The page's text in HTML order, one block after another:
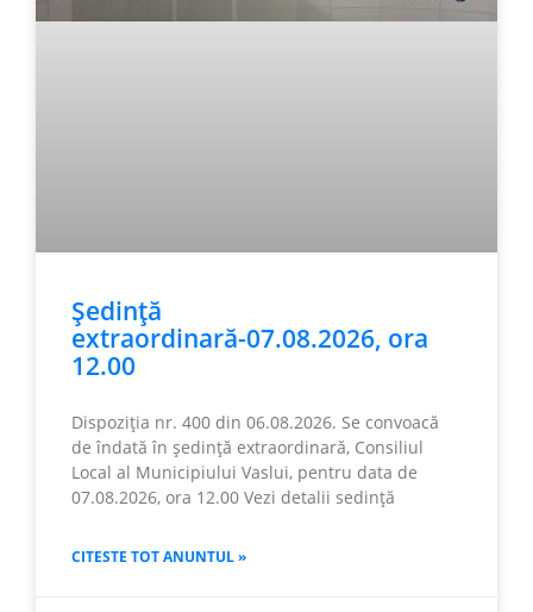
Ședință
extraordinară-07.08.2026, ora
12.00
Dispoziția nr. 400 din 06.08.2026. Se convoacă
de îndată în ședință extraordinară, Consiliul
Local al Municipiului Vaslui, pentru data de
07.08.2026, ora 12.00 Vezi detalii sedință
CITESTE TOT ANUNTUL »